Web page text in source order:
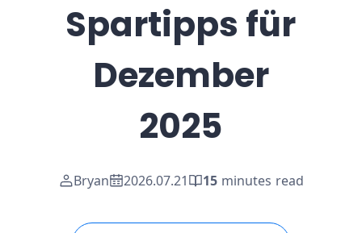
Spartipps für
Dezember
2025
Bryan 2026.07.21 15 minutes read